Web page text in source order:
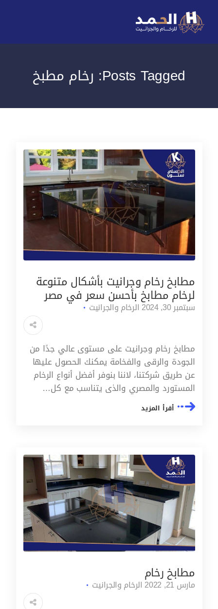
Posts Tagged: رخام مطبخ
مطابخ رخام وجرانيت بأشكال متنوعة
لرخام مطابخ بأحسن سعر في مصر
سبتمبر 30, 2024 الرخام والجرانيت
مطابخ رخام وجرانيت على مستوى عالي جدًا من
الجودة والرقى والفخامة يمكنك الحصول عليها
عن طريق شركتنا، لاننا بنوفر أفضل أنواع الرخام
المستورد والمصري والذى يتناسب مع كل…
أقرأ المزيد
مطابخ رخام
مارس 21, 2022 الرخام والجرانيت